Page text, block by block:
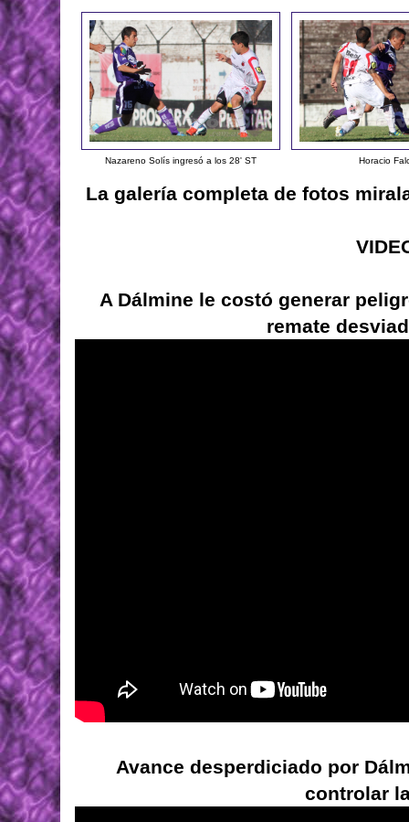
Nazareno Solís ingresó a los 28' ST Horacio
La galería completa de fotos
A Dálmine le costó generar
remate
Avance desperdiciado por
controlar